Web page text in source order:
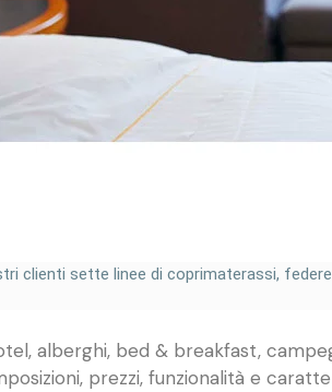
clienti sette linee di coprimaterassi,
alberghi, bed & breakfast,
prezzi, funzionalità e